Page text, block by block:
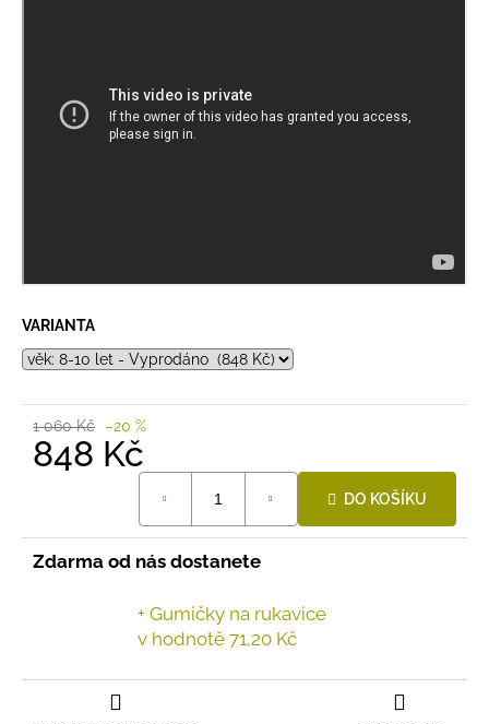
VARIANTA
1 060 Kč –20 %
848 Kč
DO KOŠÍKU
Zdarma od nás dostanete
+ Gumičky na rukavice
v hodnotě 71,20 Kč